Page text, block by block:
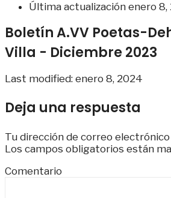
Última actualización enero 8,
Boletín A.VV Poetas-
Villa - Diciembre 2023
Last modified: enero 8, 2024
Deja una respuesta
Tu dirección de correo
Los campos obligatorios están
Comentario